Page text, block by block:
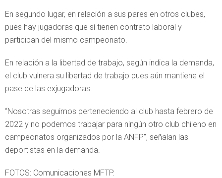
En segundo lugar, en relación a sus pares en otros clubes,
pues hay jugadoras que sí tienen contrato laboral y
participan del mismo campeonato.
En relación a la libertad de trabajo, según indica la demanda,
el club vulnera su libertad de trabajo pues aún mantiene el
pase de las exjugadoras.
“Nosotras seguimos perteneciendo al club hasta febrero de
2022 y no podemos trabajar para ningún otro club chileno en
campeonatos organizados por la ANFP”, señalan las
deportistas en la demanda.
FOTOS: Comunicaciones MFTP.